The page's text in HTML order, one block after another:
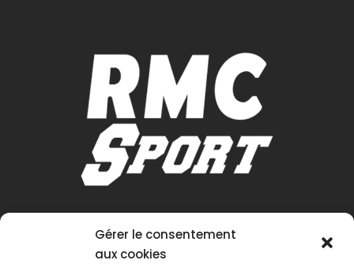
Gérer le consentement
aux cookies